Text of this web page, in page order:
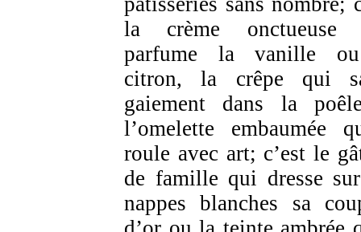
la crème onctueuse
parfume la vanille
citron, la crêpe qui
gaiement dans la
l’omelette embaumée
roule avec art; c’est le
de famille qui dresse
nappes blanches sa